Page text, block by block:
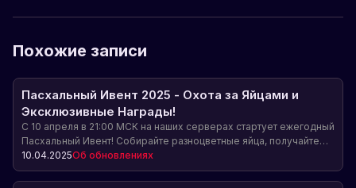
Похожие записи
Пасхальный Ивент 2025 - Охота за Яйцами и
Эксклюзивные Награды!
С 10 апреля в 21:00 МСК на наших серверах стартует ежегодный
Пасхальный Ивент! Собирайте разноцветные яйца, получайте
ценные призы и приобретайте уникальные сезонные скины,
включая новый костюм лошади и роскошное яйцо-Фаберже.
10.04.2025Об обновлениях